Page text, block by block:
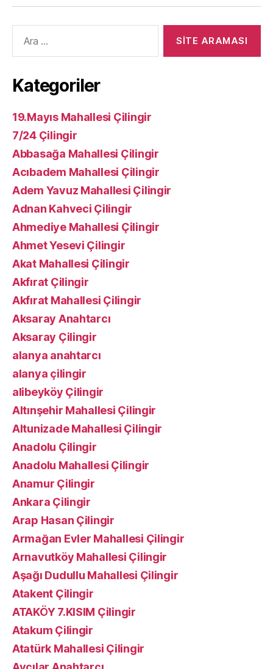
yap:
Kategoriler
19.Mayıs Mahallesi Çilingir
7/24 Çilingir
Abbasağa Mahallesi Çilingir
Acıbadem Mahallesi Çilingir
Adem Yavuz Mahallesi Çilingir
Adnan Kahveci Çilingir
Ahmediye Mahallesi Çilingir
Ahmet Yesevi Çilingir
Akat Mahallesi Çilingir
Akfırat Çilingir
Akfırat Mahallesi Çilingir
Aksaray Anahtarcı
Aksaray Çilingir
alanya anahtarcı
alanya çilingir
alibeyköy Çilingir
Altınşehir Mahallesi Çilingir
Altunizade Mahallesi Çilingir
Anadolu Çilingir
Anadolu Mahallesi Çilingir
Anamur Çilingir
Ankara Çilingir
Arap Hasan Çilingir
Armağan Evler Mahallesi Çilingir
Arnavutköy Mahallesi Çilingir
Aşağı Dudullu Mahallesi Çilingir
Atakent Çilingir
ATAKÖY 7.KISIM Çilingir
Atakum Çilingir
Atatürk Mahallesi Çilingir